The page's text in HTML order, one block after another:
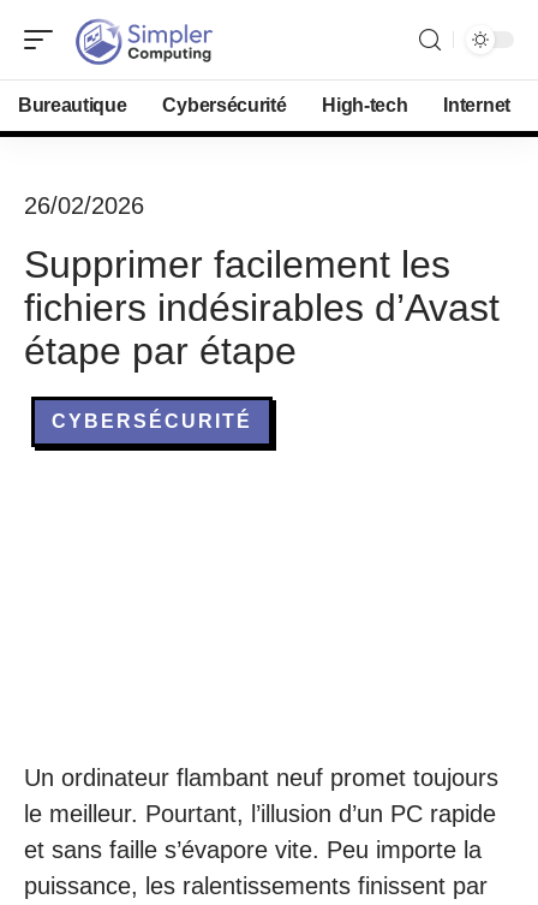
Bureautique Cybersécurité High-tech Internet
26/02/2026
Supprimer facilement les
fichiers indésirables d’Avast
étape par étape
CYBERSÉCURITÉ
Un ordinateur flambant neuf promet toujours
le meilleur. Pourtant, l’illusion d’un PC rapide
et sans faille s’évapore vite. Peu importe la
puissance, les ralentissements finissent par